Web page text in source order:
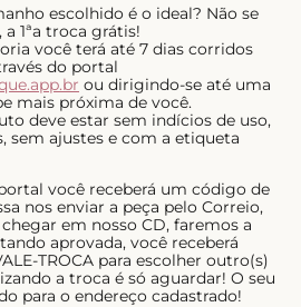
escolhido é o ideal? Não se
1ªa troca grátis!
você terá até 7 dias corridos
do portal
ou dirigindo-se até uma
mais próxima de você.
deve estar sem indícios de uso,
sem ajustes e com a etiqueta
você receberá um código de
nos enviar a peça pelo Correio,
em nosso CD, faremos a
aprovada, você receberá
TROCA para escolher outro(s)
a troca é só aguardar! O seu
para o endereço cadastrado!